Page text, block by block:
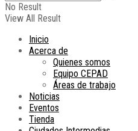
No Result
View All Result
Inicio
Acerca de
Quienes somos
Equipo CEPAD
Áreas de trabajo
Noticias
Eventos
Tienda